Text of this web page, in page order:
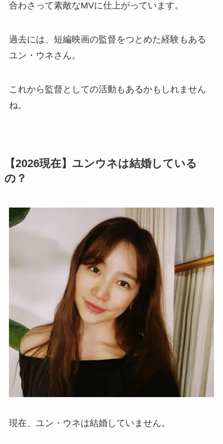
合わさって素敵なMVに仕上がっています。
過去には、短編映画の監督をつとめた経験もある
ユン・ウネさん。
これから監督としての活動もあるかもしれません
ね。
【2026現在】ユンウネは結婚している
の？
現在、ユン・ウネは結婚していません。